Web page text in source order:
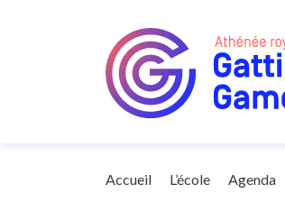
Accueil L’école Agenda